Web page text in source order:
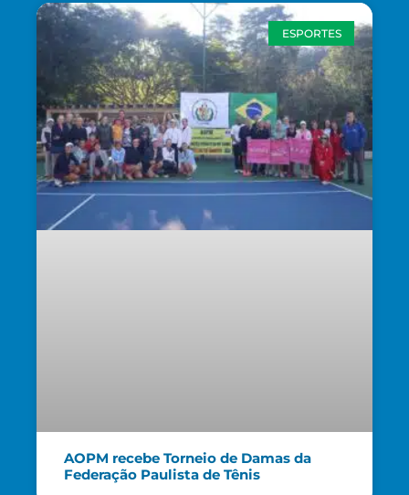
ESPORTES
AOPM recebe Torneio de Damas da
Federação Paulista de Tênis